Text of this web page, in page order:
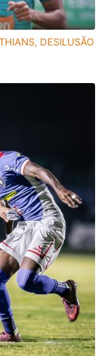
DESILUSÃO